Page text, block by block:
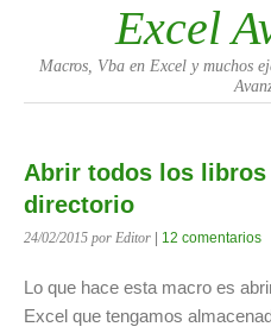
Excel
Macros, Vba en Excel y muchos
Abrir todos los libros
directorio
24/02/2015 por Editor 12 comentarios
Lo que hace esta macro es
Excel que tengamos